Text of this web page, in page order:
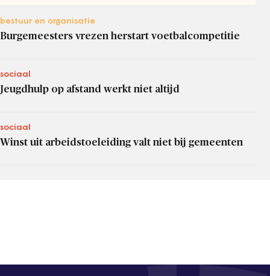
bestuur en organisatie
Burgemeesters vrezen herstart voetbalcompetitie
sociaal
Jeugdhulp op afstand werkt niet altijd
sociaal
Winst uit arbeidstoeleiding valt niet bij gemeenten